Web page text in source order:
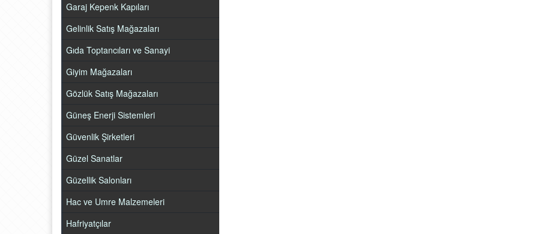
Garaj Kepenk Kapıları
Gelinlik Satış Mağazaları
Gıda Toptancıları ve Sanayi
Giyim Mağazaları
Gözlük Satış Mağazaları
Güneş Enerji Sistemleri
Güvenlik Şirketleri
Güzel Sanatlar
Güzellik Salonları
Hac ve Umre Malzemeleri
Hafriyatçılar